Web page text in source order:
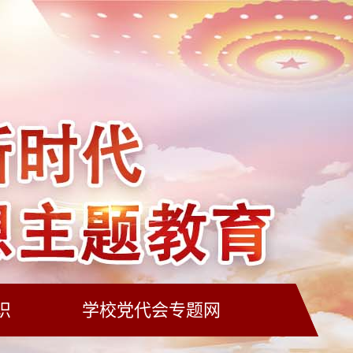
学校党代会专题网